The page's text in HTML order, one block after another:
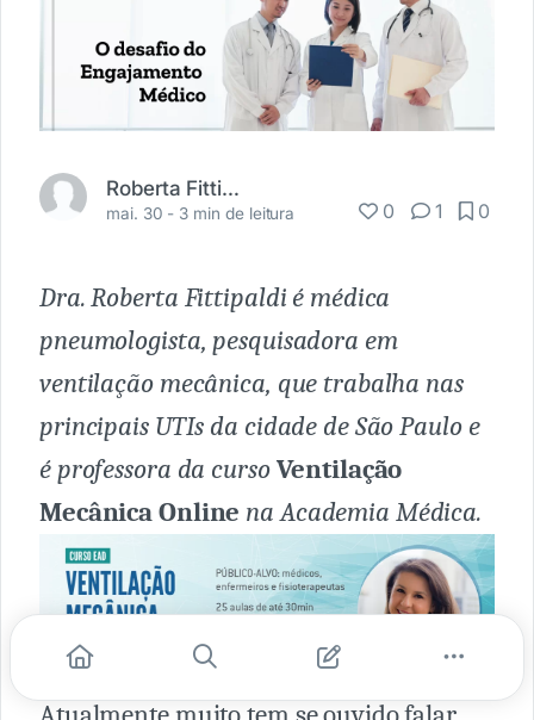
Roberta Fittipaldi
mai. 30 - 3 min de leitura 0 1 0
Dra. Roberta Fittipaldi é médica
pneumologista, pesquisadora em
ventilação mecânica, que trabalha nas
principais UTIs da cidade de São Paulo e
é professora da cursoVentilação
Mecânica Online na Academia Médica.